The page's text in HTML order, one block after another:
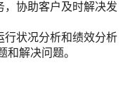
，协助客户及时解决发
行状况分析和绩效分析
和解决问题。